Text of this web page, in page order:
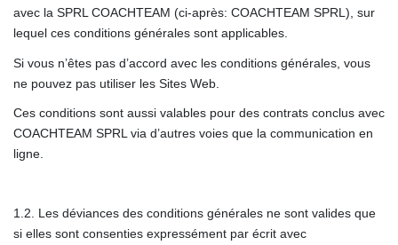
avec la SPRL COACHTEAM (ci-après: COACHTEAM SPRL), sur
lequel ces conditions générales sont applicables.
Si vous n’êtes pas d’accord avec les conditions générales, vous
ne pouvez pas utiliser les Sites Web.
Ces conditions sont aussi valables pour des contrats conclus avec
COACHTEAM SPRL via d’autres voies que la communication en
ligne.
1.2. Les déviances des conditions générales ne sont valides que
si elles sont consenties expressément par écrit avec